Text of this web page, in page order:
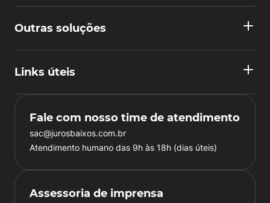
Outras soluções
Links úteis
Fale com nosso time de atendimento
sac@jurosbaixos.com.br
Atendimento humano das 9h às 18h (dias úteis)
Assessoria de imprensa